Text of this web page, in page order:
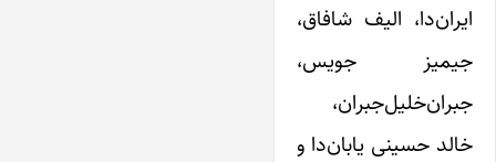
ایران‌دا، الیف شافاق،
جیمیز جویس،
جبران‌خلیل‌جبران،
خالد حسینی یابان‌دا و